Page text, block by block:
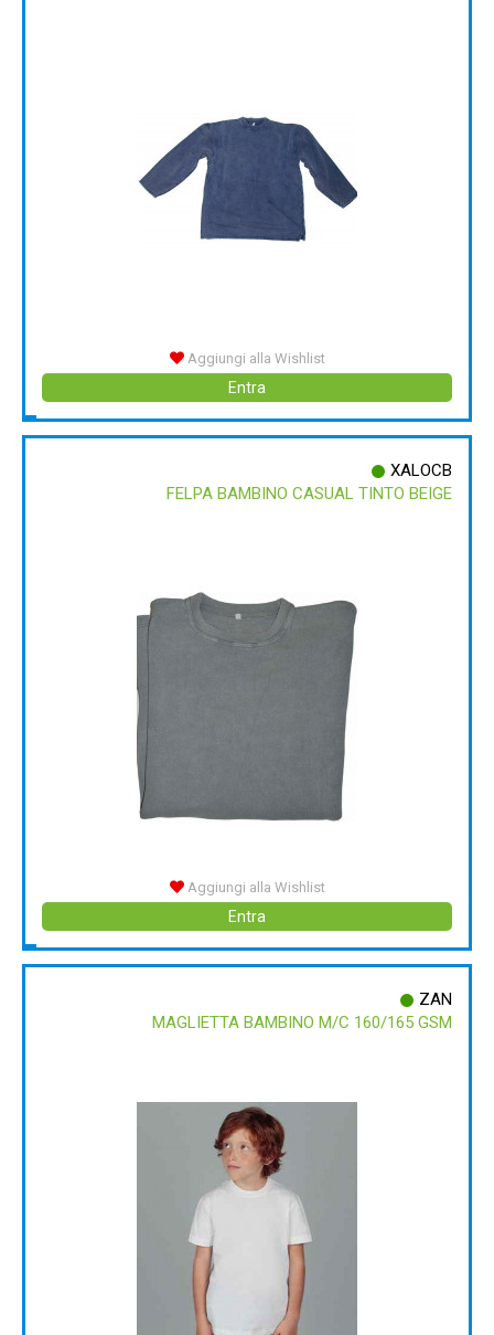
Aggiungi alla Wishlist
Entra
XALOCB
FELPA BAMBINO CASUAL TINTO BEIGE
Aggiungi alla Wishlist
Entra
ZAN
MAGLIETTA BAMBINO M/C 160/165 GSM